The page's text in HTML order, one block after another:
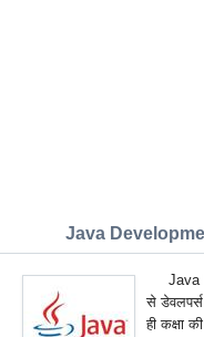
Java
Java
से
ही कक्षा